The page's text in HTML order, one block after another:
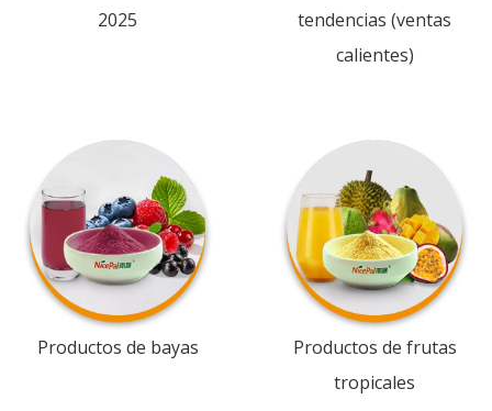
2025
tendencias (ventas
calientes)
Productos de bayas
Productos de frutas
tropicales